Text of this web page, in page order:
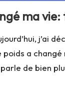
ma
j’ai
a changé
de bien